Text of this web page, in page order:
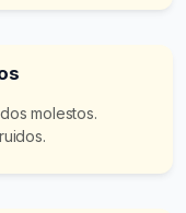
molestos.